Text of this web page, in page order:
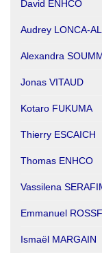
David ENHCO
Audrey LONCA-
Alexandra
Jonas VITAUD
Kotaro FUKUMA
Thierry ESCAICH
Thomas ENHCO
Vassilena
Emmanuel
Ismaël MARGAIN